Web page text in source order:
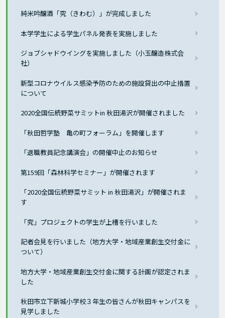
純米吟醸酒「究（きわむ）」が完成しました
本学学生による学生パネル発表を実施しました
ジョブシャドウイングを実施しました（小玉醸造株式会
社）
新型コロナウイルス感染予防のための施設貸出の中止措置
について
2020全国伝統野菜サミットin 秋田湯沢が開催されました
「秋田哲学塾 亀の町フォーラム」を開催します
「退職教員記念講演会」の開催中止のお知らせ
第159回「森林科学セミナー」が開催されます
「2020全国伝統野菜サミット in 秋田湯沢」が開催されま
す
「究」プロジェクトの学生が上槽を行いました
記者会見を行いました（地方大学・地域産業創生交付金に
ついて）
地方大学・地域産業創生交付金に関する計画が認定されま
した
秋田市立下新城小学校３年生の皆さんが秋田キャンパスを
見学しました